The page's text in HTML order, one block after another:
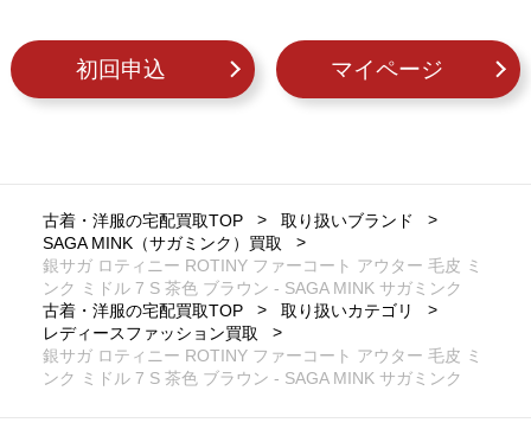
初回申込 マイページ
古着・洋服の宅配買取TOP
取り扱いブランド
SAGA MINK（サガミンク）買取
銀サガ ロティニー ROTINY ファーコート アウター 毛皮 ミ
ンク ミドル 7 S 茶色 ブラウン - SAGA MINK サガミンク
古着・洋服の宅配買取TOP
取り扱いカテゴリ
レディースファッション買取
銀サガ ロティニー ROTINY ファーコート アウター 毛皮 ミ
ンク ミドル 7 S 茶色 ブラウン - SAGA MINK サガミンク